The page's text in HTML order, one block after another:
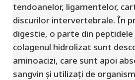
tendoanelor, ligamentelor,
discurilor intervertebrale. În
digestie, o parte din
colagenul hidrolizat sunt
aminoacizi, care sunt apoi
sangvin și utilizați de